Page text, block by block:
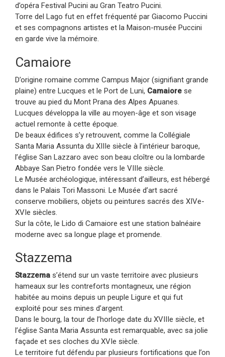
d’opéra Festival Pucini au Gran Teatro Pucini.
Torre del Lago fut en effet fréquenté par Giacomo Puccini
et ses compagnons artistes et la Maison-musée Puccini
en garde vive la mémoire.
Camaiore
D’origine romaine comme Campus Major (signifiant grande
plaine) entre Lucques et le Port de Luni, Camaiore se
trouve au pied du Mont Prana des Alpes Apuanes.
Lucques développa la ville au moyen-âge et son visage
actuel remonte à cette époque.
De beaux édifices s’y retrouvent, comme la Collégiale
Santa Maria Assunta du XIIIe siècle à l’intérieur baroque,
l’église San Lazzaro avec son beau cloître ou la lombarde
Abbaye San Pietro fondée vers le VIIIe siècle.
Le Musée archéologique, intéressant d’ailleurs, est hébergé
dans le Palais Tori Massoni. Le Musée d’art sacré
conserve mobiliers, objets ou peintures sacrés des XIVe-
XVIe siècles.
Sur la côte, le Lido di Camaiore est une station balnéaire
moderne avec sa longue plage et promende.
Stazzema
Stazzema s’étend sur un vaste territoire avec plusieurs
hameaux sur les contreforts montagneux, une région
habitée au moins depuis un peuple Ligure et qui fut
exploité pour ses mines d’argent.
Dans le bourg, la tour de l’horloge date du XVIIIe siècle, et
l’église Santa Maria Assunta est remarquable, avec sa jolie
façade et ses cloches du XVIe siècle.
Le territoire fut défendu par plusieurs fortifications que l’on